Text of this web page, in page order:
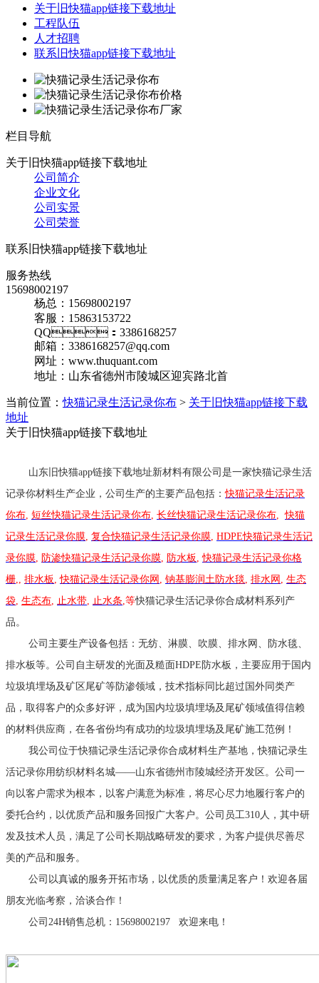
关于旧快猫app链接下载地址
工程队伍
人才招聘
联系旧快猫app链接下载地址
栏目导航
关于旧快猫app链接下载地址
公司简介
企业文化
公司实景
公司荣誉
联系旧快猫app链接下载地址
服务热线
15698002197
杨总：15698002197
客服：15863153722
QQ：3386168257
邮箱：3386168257@qq.com
网址：www.thuquant.com
地址：山东省德州市陵城区迎宾路北首
当前位置：快猫记录生活记录你布 > 关于旧快猫app链接下载
地址
关于旧快猫app链接下载地址
山东旧快猫app链接下载地址新材料有限公司是一家快猫记录生活
记录你材料生产企业，公司生产的主要产品包括：快猫记录生活记录
你布 短丝快猫记录生活记录你布 长丝快猫记录生活记录你布
快猫
记录生活记录你膜 复合快猫记录生活记录你膜 HDPE快猫记录生活记
录你膜
防渗快猫记录生活记录你膜 防水板 ,快猫记录生活记录你格
栅
排水板 ,快猫记录生活记录你网 钠基膨润土防水毯 排水网
生态
袋 生态布 止水带 止水条 ,等快猫记录生活记录你合成材料系列产
品。
公司主要生产设备包括：无纺、淋膜、吹膜、排水网、防水毯、
排水板等。公司自主研发的光面及糙面HDPE防水板，主要应用于国内
垃圾填埋场及矿区尾矿等防渗领域，技术指标同比超过国外同类产
品，取得客户的众多好评，成为国内垃圾填埋场及尾矿领域值得信赖
的材料供应商，在各省份均有成功的垃圾填埋场及尾矿施工范例！
我公司位于快猫记录生活记录你合成材料生产基地，快猫记录生
活记录你用纺织材料名城——山东省德州市陵城经济开发区。公司一
向以客户需求为根本，以客户满意为标准，将尽心尽力地履行客户的
委托合约，以优质产品和服务回报广大客户。公司员工310人，其中研
发及技术人员，满足了公司长期战略研发的要求，为客户提供尽善尽
美的产品和服务。
公司以真诚的服务开拓市场，以优质的质量满足客户！欢迎各届
朋友光临考察，洽谈合作！
公司24H销售总机：15698002197 欢迎来电！